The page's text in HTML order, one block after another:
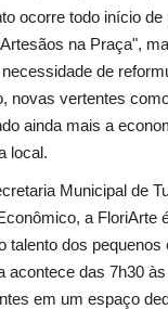
ocorre todo início
na Praça",
de
novas vertentes
ainda mais a
local.
Municipal de
a FloriArte
talento dos pequenos
acontece das 7h30
em um espaço